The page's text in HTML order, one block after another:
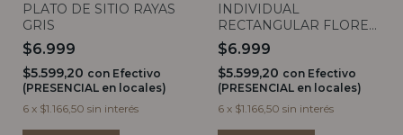
PLATO DE SITIO RAYAS
GRIS
$6.999
$5.599,20 con Efectivo
(PRESENCIAL en locales)
6 x $1.166,50 sin interés
INDIVIDUAL
RECTANGULAR FLORES
GRIS Y MOSTAZA
$6.999
$5.599,20 con Efectivo
(PRESENCIAL en locales)
6 x $1.166,50 sin interés